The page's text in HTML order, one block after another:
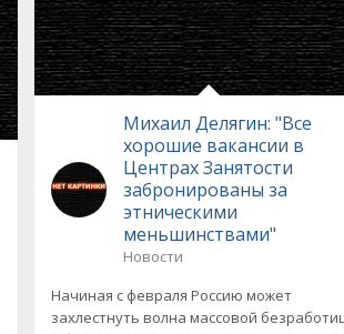
Михаил Делягин: "Все
хорошие вакансии в
Центрах Занятости
забронированы за
этническими
меньшинствами"
Новости
Начиная с февраля Россию может
захлестнуть волна массовой